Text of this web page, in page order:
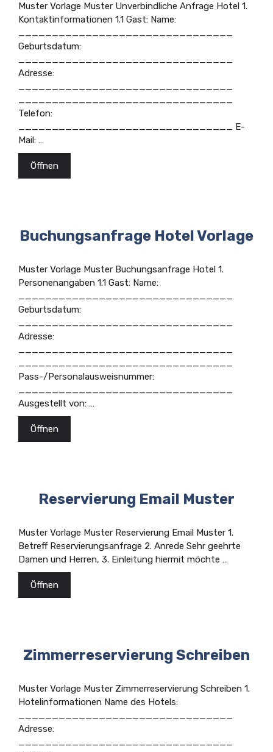
Muster Vorlage Muster Unverbindliche Anfrage Hotel 1.
Kontaktinformationen 1.1 Gast: Name:
________________________________
Geburtsdatum:
________________________________
Adresse:
________________________________
________________________________
Telefon:
________________________________ E-
Mail: …
Öffnen
Buchungsanfrage Hotel Vorlage
Muster Vorlage Muster Buchungsanfrage Hotel 1.
Personenangaben 1.1 Gast: Name:
________________________________
Geburtsdatum:
________________________________
Adresse:
________________________________
________________________________
Pass-/Personalausweisnummer:
________________________________
Ausgestellt von: …
Öffnen
Reservierung Email Muster
Muster Vorlage Muster Reservierung Email Muster 1.
Betreff Reservierungsanfrage 2. Anrede Sehr geehrte
Damen und Herren, 3. Einleitung hiermit möchte …
Öffnen
Zimmerreservierung Schreiben
Muster Vorlage Muster Zimmerreservierung Schreiben 1.
Hotelinformationen Name des Hotels:
________________________________
Adresse:
________________________________